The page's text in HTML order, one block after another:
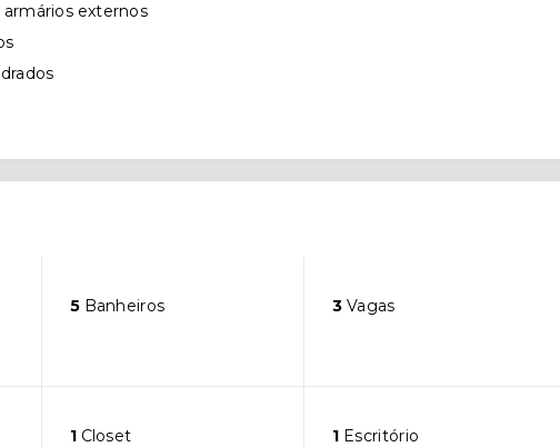
armários externos
5Banheiros 3 Vagas
1Closet 1 Escritório